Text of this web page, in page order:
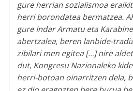
gure herrian sozialismoa
herri borondatea bermatzea.
gure Indar Armatu eta
abertzalea, beren lanbide-
zibilari men egitea […] nire
dut, Kongresu Nazionaleko
herri-botoan oinarritzen dela,